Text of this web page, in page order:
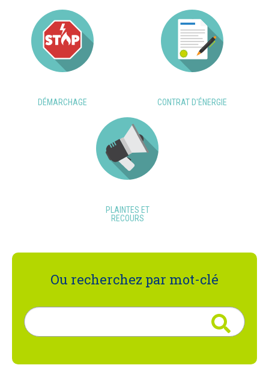
DÉMARCHAGE CONTRAT D'ÉNERGIE
PLAINTES ET
RECOURS
Ou recherchez par mot-clé
Rechercher